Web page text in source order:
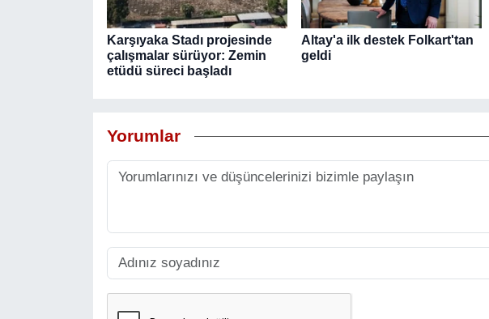
Karşıyaka Stadı projesinde
çalışmalar sürüyor: Zemin
etüdü süreci başladı
Altay'a ilk destek Folkart'tan
geldi
Yorumlar